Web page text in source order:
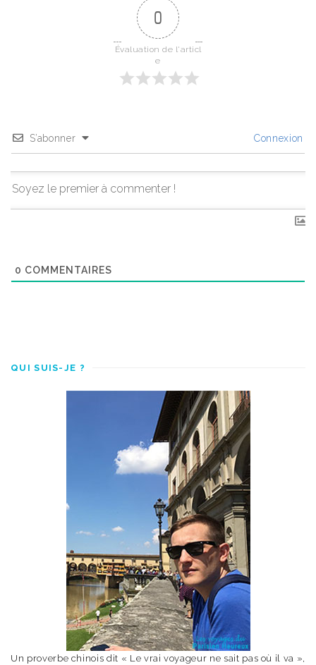
0
Évaluation de l'articl
e
S’abonner Connexion
0 COMMENTAIRES
QUI SUIS-JE ?
Un proverbe chinois dit « Le vrai voyageur ne sait pas où il va »,